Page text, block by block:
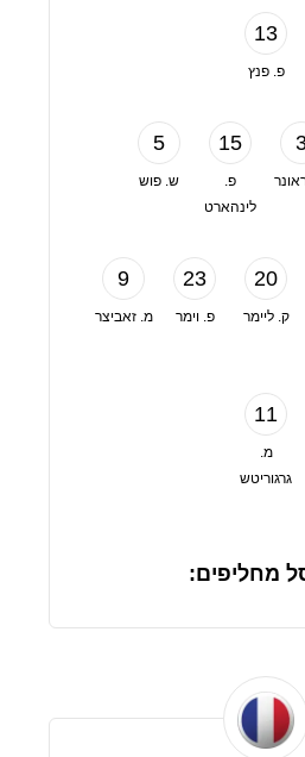
13
פ. פנץ
5
ש. פוש
15
פ.
לינהארט
9
מ. זאביצר
23
פ. וימר
20
ק. ליימר
11
מ.
גרגוריטש
מחליפים: